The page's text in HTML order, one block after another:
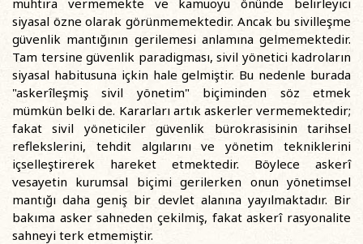
siyasal özne olarak görünmemektedir. Ancak bu sivilleşme
güvenlik mantığının gerilemesi anlamına gelmemektedir.
Tam tersine güvenlik paradigması, sivil yönetici kadroların
siyasal habitusuna içkin hale gelmiştir. Bu nedenle burada
"askerîleşmiş sivil yönetim" biçiminden söz etmek
mümkün belki de. Kararları artık askerler vermemektedir;
fakat sivil yöneticiler güvenlik bürokrasisinin tarihsel
reflekslerini, tehdit algılarını ve yönetim tekniklerini
içselleştirerek hareket etmektedir. Böylece askerî
vesayetin kurumsal biçimi gerilerken onun yönetimsel
mantığı daha geniş bir devlet alanına yayılmaktadır. Bir
bakıma asker sahneden çekilmiş, fakat askerî rasyonalite
sahneyi terk etmemiştir.